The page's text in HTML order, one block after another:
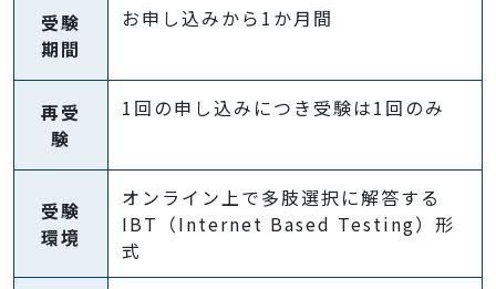
受験
期間
お申し込みから1か月間
再受
験
1回の申し込みにつき受験は1回のみ
受験
環境
オンライン上で多肢選択に解答する
IBT（Internet Based Testing）形
式